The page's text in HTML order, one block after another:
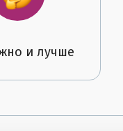
и лучше